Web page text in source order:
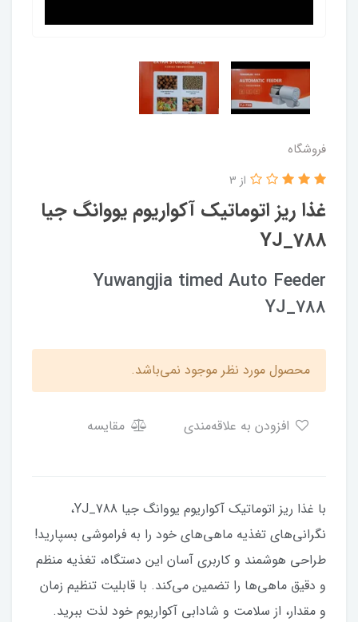
فروشگاه
غذا ریز اتوماتیک آکواریوم یووانگ جیا
YJ_788
از 3
Yuwangjia timed Auto Feeder
YJ_788
محصول مورد نظر موجود نمی‌باشد.
مقایسه
با غذا ریز اتوماتیک آکواریوم یووانگ جیا YJ_788،
نگرانی‌های تغذیه ماهی‌های خود را به فراموشی بسپارید!
طراحی هوشمند و کاربری آسان این دستگاه، تغذیه منظم
و دقیق ماهی‌ها را تضمین می‌کند. با قابلیت تنظیم زمان
و مقدار، از سلامت و شادابی آکواریوم خود لذت ببرید.